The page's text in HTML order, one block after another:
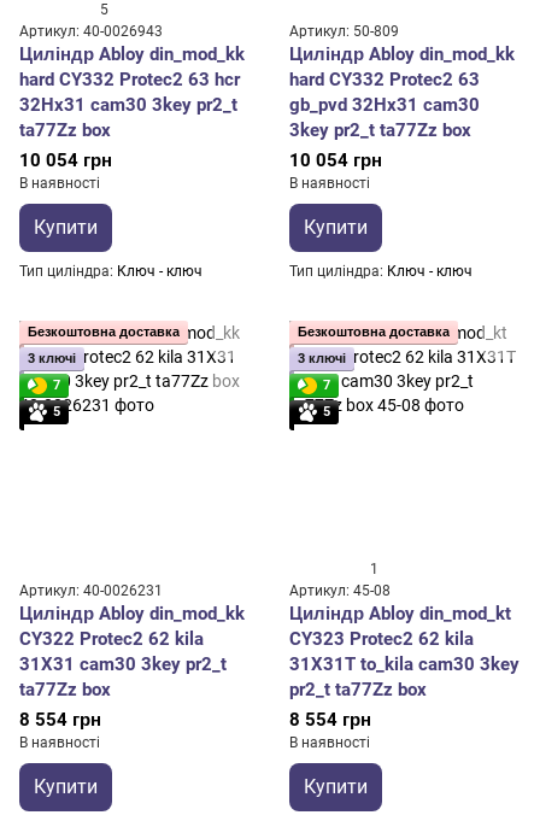
5
Артикул: 40-0026943
Циліндр Abloy din_mod_kk
hard CY332 Protec2 63 hcr
32Hx31 cam30 3key pr2_t
ta77Zz box
10 054 грн
В наявності
Купити
Тип циліндра Ключ - ключ
Артикул: 50-809
Циліндр Abloy din_mod_kk
hard CY332 Protec2 63
gb_pvd 32Hx31 cam30
3key pr2_t ta77Zz box
10 054 грн
В наявності
Купити
Тип циліндра Ключ - ключ
Безкоштовна доставка
3 ключі
7
5
Артикул: 40-0026231
Циліндр Abloy din_mod_kk
CY322 Protec2 62 kila
31X31 cam30 3key pr2_t
ta77Zz box
8 554 грн
В наявності
Купити
Безкоштовна доставка
3 ключі
7
5
1
Артикул: 45-08
Циліндр Abloy din_mod_kt
CY323 Protec2 62 kila
31X31T to_kila cam30 3key
pr2_t ta77Zz box
8 554 грн
В наявності
Купити